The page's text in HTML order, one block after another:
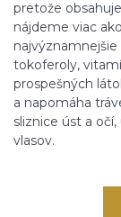
pretože
nájdeme viac
tokoferoly,
prospešných
a napomáha
sliznice úst a
vlasov.